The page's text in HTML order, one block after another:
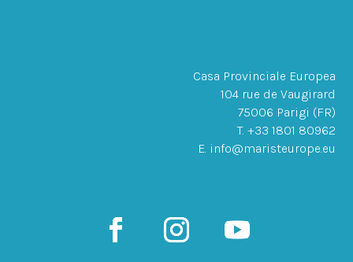
Casa Provinciale Europea
104 rue de Vaugirard
75006 Parigi (FR)
T. +33 1801 80962
E. info@maristeurope.eu